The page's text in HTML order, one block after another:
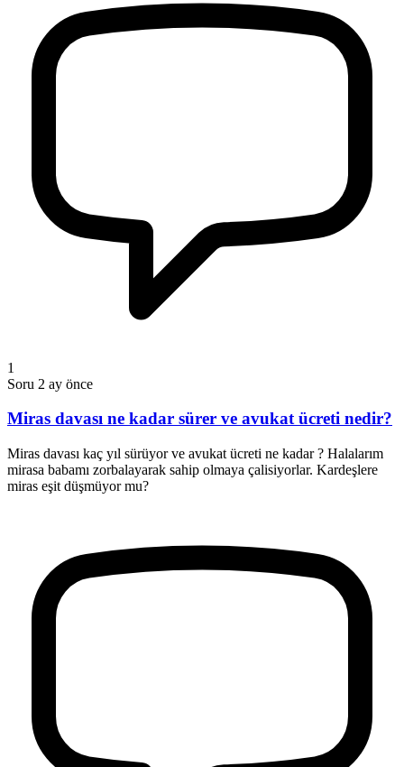
1
Soru 2 ay önce
Miras davası ne kadar sürer ve avukat ücreti nedir?
Miras davası kaç yıl sürüyor ve avukat ücreti ne kadar ? Halalarım
mirasa babamı zorbalayarak sahip olmaya çalisiyorlar. Kardeşlere
miras eşit düşmüyor mu?